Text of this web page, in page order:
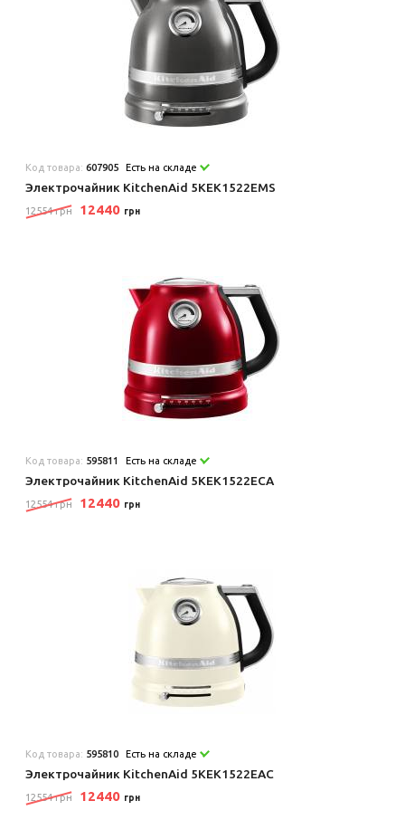
Код товара:607905 Есть на складе
Электрочайник KitchenAid 5KEK1522EMS
12554 грн 12440 грн
Код товара: 595811 Есть на складе
Электрочайник KitchenAid 5KEK1522ECA
12554 грн 12440 грн
Код товара: 595810 Есть на складе
Электрочайник KitchenAid 5KEK1522EAC
12554 грн 12440 грн